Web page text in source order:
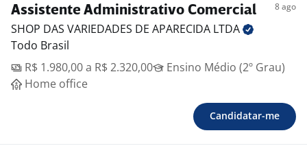
Assistente Administrativo Comercial 8 ago
SHOP DAS VARIEDADES DE APARECIDA LTDA
Todo Brasil
R$ 1.980,00 a R$ 2.320,00
Ensino Médio (2º Grau)
Home office
Candidatar-me